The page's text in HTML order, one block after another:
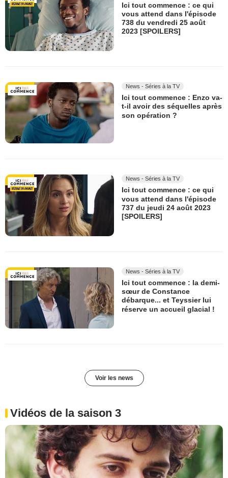
Ici tout commence : ce qui
vous attend dans l'épisode
738 du vendredi 25 août
2023 [SPOILERS]
News - Séries à la TV
Ici tout commence : Enzo va-
t-il avoir des séquelles après
son opération ?
News - Séries à la TV
Ici tout commence : ce qui
vous attend dans l'épisode
737 du jeudi 24 août 2023
[SPOILERS]
News - Séries à la TV
Ici tout commence : la demi-
sœur de Constance
débarque... et Teyssier lui
réserve un accueil glacial !
Voir les news
Vidéos de la saison 3